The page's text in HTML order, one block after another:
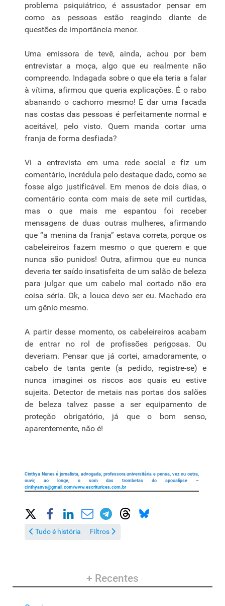
problema psiquiátrico, é assustador pensar em
como as pessoas estão reagindo diante de
questões de importância menor.
Uma emissora de tevê, ainda, achou por bem
entrevistar a moça, algo que eu realmente não
compreendo. Indagada sobre o que ela teria a falar
à vítima, afirmou que queria explicações. É o rabo
abanando o cachorro mesmo! E dar uma facada
nas costas das pessoas é perfeitamente normal e
aceitável, pelo visto. Quem manda cortar uma
franja de forma desfiada?
Vi a entrevista em uma rede social e fiz um
comentário, incrédula pelo destaque dado, como se
fosse algo justificável. Em menos de dois dias, o
comentário conta com mais de sete mil curtidas,
mas o que mais me espantou foi receber
mensagens de duas outras mulheres, afirmando
que “a menina da franja” estava correta, porque os
cabeleireiros fazem mesmo o que querem e que
nunca são punidos! Outra, afirmou que eu nunca
deveria ter saído insatisfeita de um salão de beleza
para julgar que um cabelo mal cortado não era
coisa séria. Ok, a louca devo ser eu. Machado era
um gênio mesmo.
A partir desse momento, os cabeleireiros acabam
de entrar no rol de profissões perigosas. Ou
deveriam. Pensar que já cortei, amadoramente, o
cabelo de tanta gente (a pedido, registre-se) e
nunca imaginei os riscos aos quais eu estive
sujeita. Detector de metais nas portas dos salões
de beleza talvez passe a ser equipamento de
proteção obrigatório, já que o bom senso,
aparentemente, não é!
Cinthya Nunes é jornalista, advogada, professora universitária e pensa, vez ou outra,
ouvir, ao longe, o som das trombetas do apocalipse –
cinthyanvs@gmail.com/www.escriturices.com.br
Share on Social Media
Artigo anterior: Tudo é história
Tudo é história Próximo artigo: Filtros
Filtros
+ Recentes